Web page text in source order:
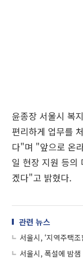
윤종장 서울시 복
편리하게 업무를
다"며 "앞으로 온
일 현장 지원 등의
겠다"고 밝혔다.
관련 뉴스
서울시, 폭설에 밤